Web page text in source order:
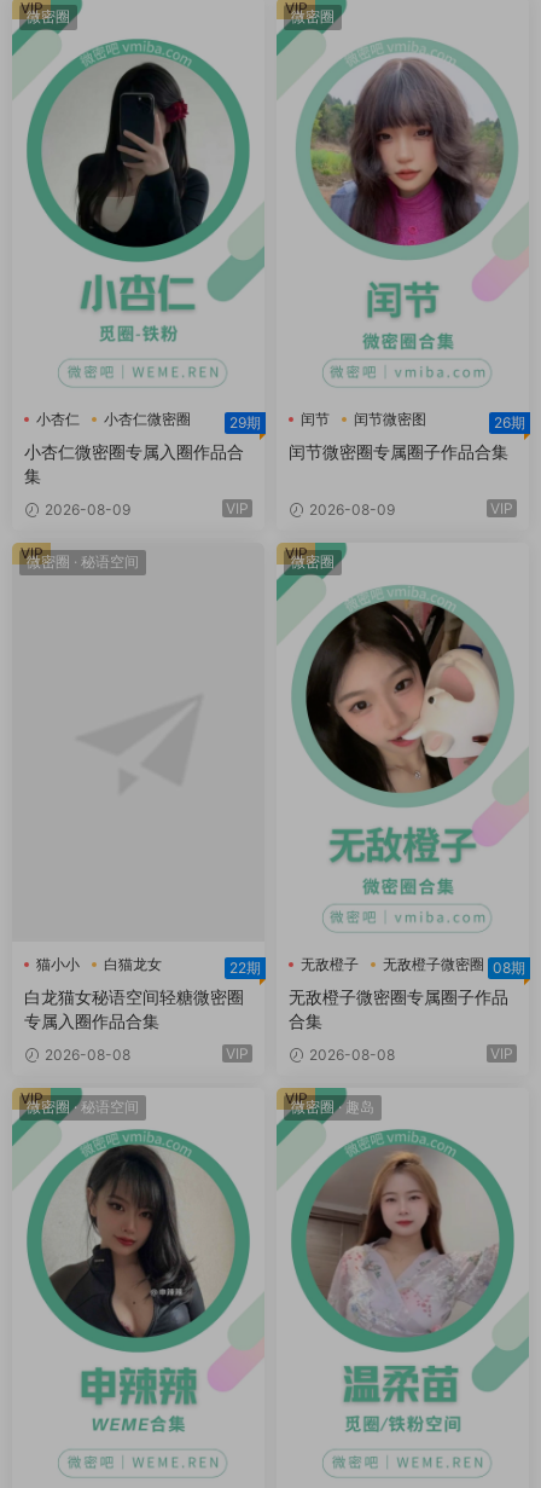
微密圈
小杏仁 小杏仁微密圈 29期
小杏仁微密圈专属入圈作品合
集
2026-08-09 VIP
VIP 微密圈
闰节 闰节微密图 26期
闰节微密圈专属圈子作品合集
2026-08-09 VIP
VIP
微密圈 · 秘语空间
猫小小
白猫龙女
白猫龙女轻糖乐园
22期
白龙猫女秘语空间轻糖微密圈
专属入圈作品合集
2026-08-08 VIP
VIP 微密圈
无敌橙子 无敌橙子微密圈 08期
无敌橙子微密圈专属圈子作品
合集
2026-08-08 VIP
VIP
微密圈·秘语空间
VIP 微密圈·趣岛
VIP